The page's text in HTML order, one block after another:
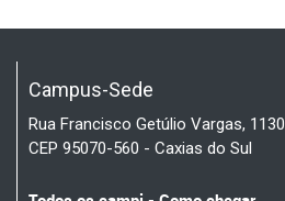
Campus-Sede
Rua Francisco Getúlio Vargas, 1130
CEP 95070-560 - Caxias do Sul